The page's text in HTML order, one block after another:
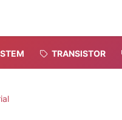
TRANSISTOR